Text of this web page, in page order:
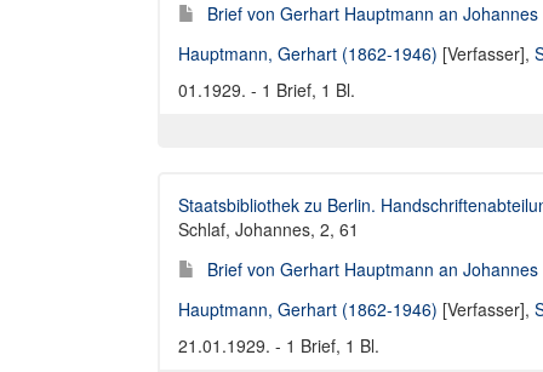
Brief von Gerhart Hauptmann an
Hauptmann, Gerhart (1862-1946) [Verfasser],
01.1929. - 1 Brief, 1 Bl.
Staatsbibliothek zu Berlin.
Schlaf, Johannes, 2, 61
Brief von Gerhart Hauptmann an
Hauptmann, Gerhart (1862-1946) [Verfasser],
21.01.1929. - 1 Brief, 1 Bl.